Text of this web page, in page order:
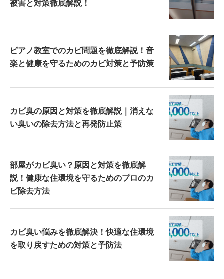
被害と対策徹底解説！
ピアノ教室でのカビ問題を徹底解説！音
楽と健康を守るためのカビ対策と予防策
カビ臭の原因と対策を徹底解説｜消えな
い臭いの除去方法と再発防止策
部屋がカビ臭い？原因と対策を徹底解
説！健康な住環境を守るためのプロのカ
ビ除去方法
カビ臭い悩みを徹底解決！快適な住環境
を取り戻すための対策と予防法